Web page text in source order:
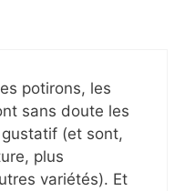
potirons, les
sans doute les
(et sont,
plus
variétés). Et